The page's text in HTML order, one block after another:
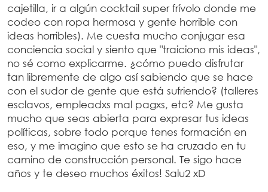
cajetilla, ir a algún cocktail super frívolo donde me
codeo con ropa hermosa y gente horrible con
ideas horribles). Me cuesta mucho conjugar esa
conciencia social y siento que "traiciono mis ideas",
no sé como explicarme. ¿cómo puedo disfrutar
tan libremente de algo así sabiendo que se hace
con el sudor de gente que está sufriendo? (talleres
esclavos, empleadxs mal pagxs, etc? Me gusta
mucho que seas abierta para expresar tus ideas
políticas, sobre todo porque tenes formación en
eso, y me imagino que esto se ha cruzado en tu
camino de construcción personal. Te sigo hace
años y te deseo muchos éxitos! Salu2 xD